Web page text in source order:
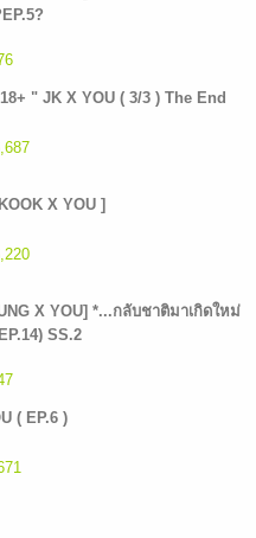
" JK X YOU ( 3/3 ) The End
X YOU ]
X YOU] *...กลับชาติมาเกิดใหม่
SS.2
( EP.6 )